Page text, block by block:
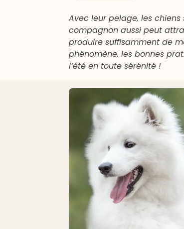
Avec leur pelage, les
compagnon aussi peut
produire suffisamment de
phénomène, les bonnes
l’été en toute sérénité !